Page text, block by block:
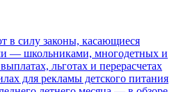
в силу законы, касающиеся
— школьниками, многодетных и
льготах и перерасчетах
для рекламы детского питания